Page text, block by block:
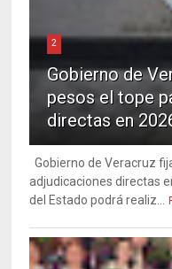
2
Gobierno de
pesos el tope
directas en
Gobierno de Veracruz
adjudicaciones directas
del Estado podrá realiz...